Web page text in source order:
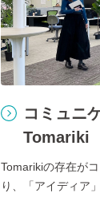
コミュニ
Tomariki
Tomarikiの存在が
り、「アイディア